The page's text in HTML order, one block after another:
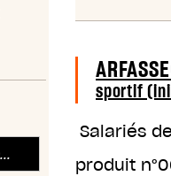
sportif
Salariés
produit n°